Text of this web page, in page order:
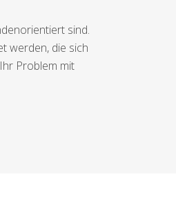
sind.
werden, die sich
Problem mit